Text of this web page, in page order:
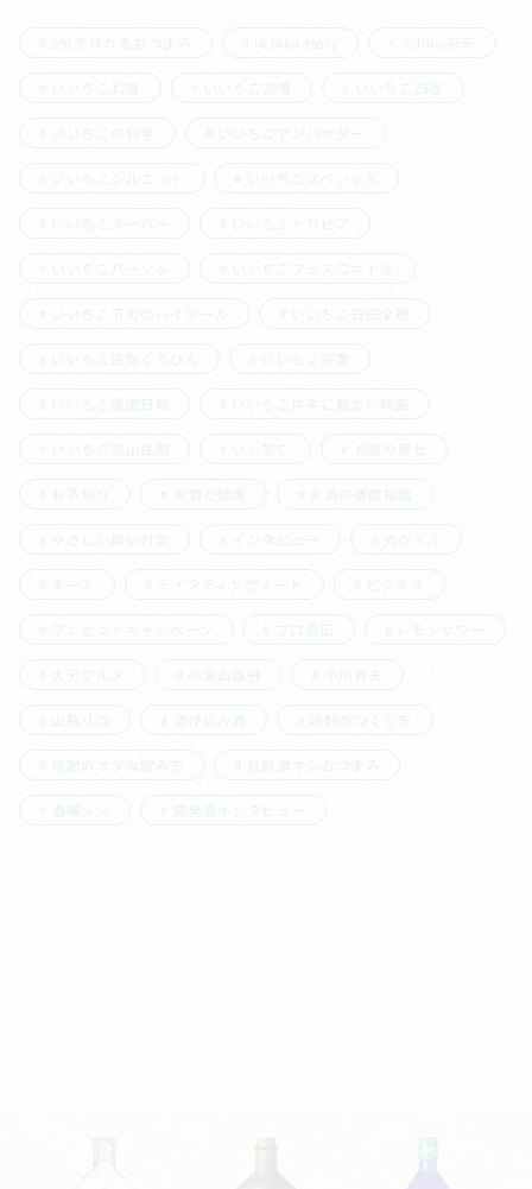
5分で作れるおつまみ iichiko story iichiko彩天
いいちこ12度 いいちこ20度 いいちこ25度
いいちこの科学 いいちこアンバサダー
いいちこシルエット いいちこスペシャル
いいちこスーパー いいちこトリビア
いいちこパーソン いいちこフラスコボトル
いいちこ下町のハイボール いいちこ日田全麹
いいちこ民陶くろびん いいちこ深薫
いいちこ漫画日和 いいちこ片手に観たい映画
いいちこ空山独酌 いい茶こ お取り寄せ
お茶割り お酒と健康 お酒の基礎知識
やさしい酔い対談 インタビュー カクテル
チーズ テイスティングノート ビジネス
プレゼントキャンペーン プロ直伝 レモンサワー
大分グルメ 小宮山雄飛
山脇リコ 漬け込み酒 焼酎のつくり方
焼酎のオツな飲み方 社員激オシおつまみ
酒場メシ 開発者インタビュー